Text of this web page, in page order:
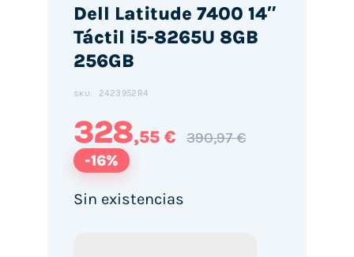
Dell Latitude 7400 14″
Táctil i5-8265U 8GB
256GB
SKU: 2423952R4
328,55 € 390,97 €
-16%
Sin existencias